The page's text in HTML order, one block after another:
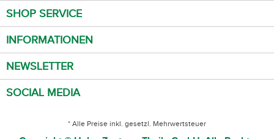
SHOP SERVICE
INFORMATIONEN
NEWSLETTER
SOCIAL MEDIA
* Alle Preise inkl. gesetzl. Mehrwertsteuer